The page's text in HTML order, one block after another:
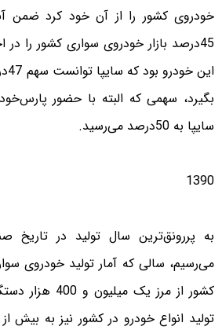
خودروی کشور را از آن خود کرد ضمن
45درصد بازار خودروی سواری کشور را در
بگیرد، سهمی که البته با حضور
سایپا به 50درصد می‌رسید.
1390
به پررونق‌ترین سال تولید در تاریخ
می‌رسیم، سالی که آمار تولید خودروی
کشور از مرز یک